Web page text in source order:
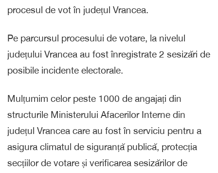
procesul de vot în județul Vrancea.
Pe parcursul procesului de votare, la nivelul
județului Vrancea au fost înregistrate 2 sesizări de
posibile incidente electorale.
Mulțumim celor peste 1000 de angajați din
structurile Ministerului Afacerilor Interne din
județul Vrancea care au fost în serviciu pentru a
asigura climatul de siguranță publică, protecția
secțiilor de votare și verificarea sesizărilor de